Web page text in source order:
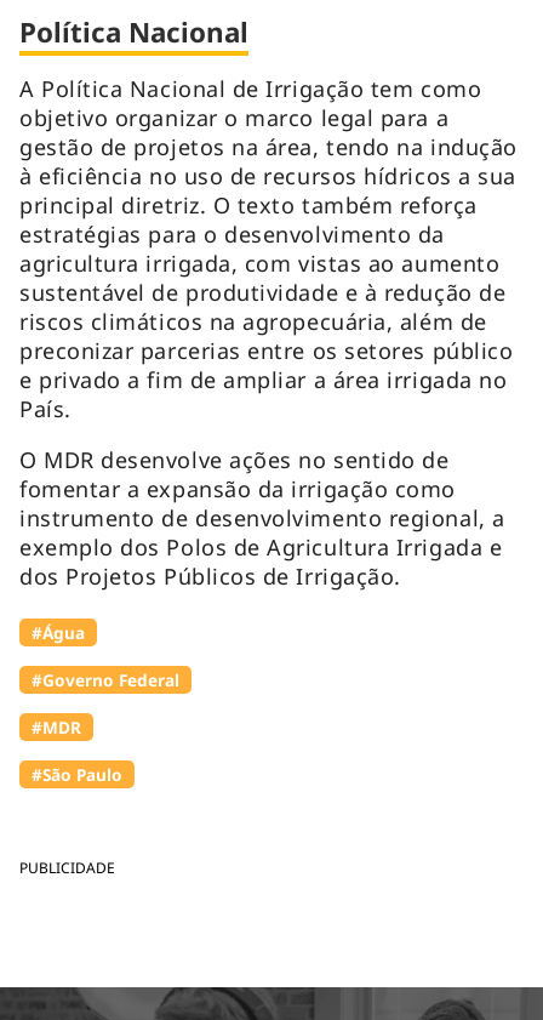
PUBLICIDADE
Política Nacional
A Política Nacional de Irrigação tem como
objetivo organizar o marco legal para a
gestão de projetos na área, tendo na indução
à eficiência no uso de recursos hídricos a sua
principal diretriz. O texto também reforça
estratégias para o desenvolvimento da
agricultura irrigada, com vistas ao aumento
sustentável de produtividade e à redução de
riscos climáticos na agropecuária, além de
preconizar parcerias entre os setores público
e privado a fim de ampliar a área irrigada no
País.
O MDR desenvolve ações no sentido de
fomentar a expansão da irrigação como
instrumento de desenvolvimento regional, a
exemplo dos Polos de Agricultura Irrigada e
dos Projetos Públicos de Irrigação.
#Água
#Governo Federal
#MDR
#São Paulo